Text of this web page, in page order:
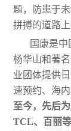
题，防患于
拼搏的道路
国康是
杨华山和著
业团体提供
速预约、海
至今，先后
TCL、百丽